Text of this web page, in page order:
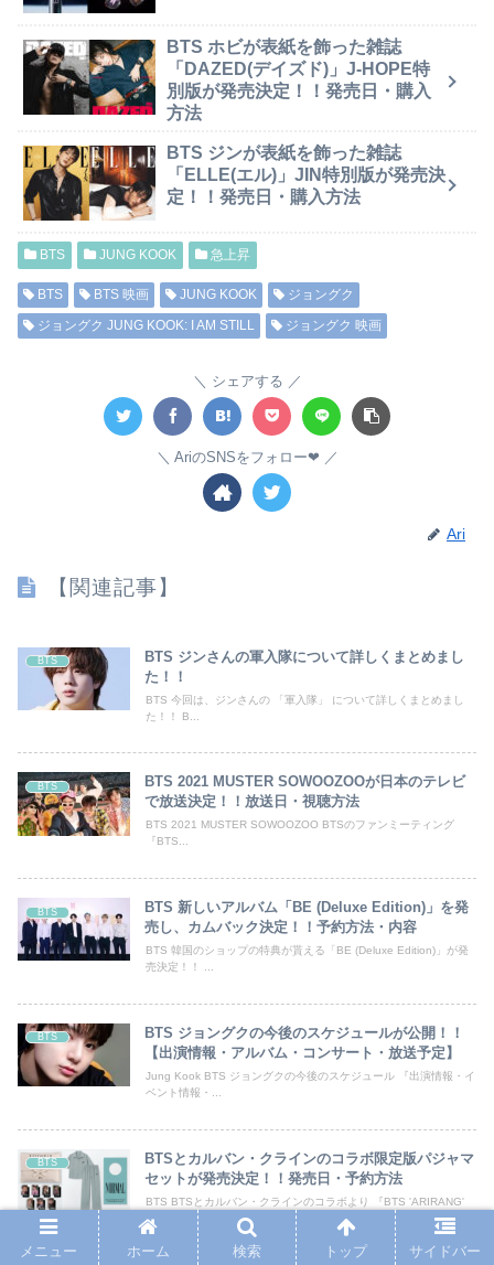
BTS ホビが表紙を飾った雑誌
「DAZED(デイズド)」J-HOPE特
別版が発売決定！！発売日・購入
方法
BTS ジンが表紙を飾った雑誌
「ELLE(エル)」JIN特別版が発売決
定！！発売日・購入方法
BTS JUNG KOOK 急上昇
BTS BTS 映画 JUNG KOOK
ジョングク
ジョングク JUNG KOOK: I AM STILL
ジョングク 映画
シェアする
AriのSNSをフォロー❤︎
Ari
【関連記事】
BTS
BTS ジンさんの軍入隊について詳しくまとめまし
た！！
BTS 今回は、ジンさんの 「軍入隊」 について詳しくまとめまし
た！！ B...
BTS
BTS 2021 MUSTER SOWOOZOOが日本のテレビ
で放送決定！！放送日・視聴方法
BTS 2021 MUSTER SOWOOZOO BTSのファンミーティング
『BTS...
BTS
BTS 新しいアルバム「BE (Deluxe Edition)」を発
売し、カムバック決定！！予約方法・内容
BTS 韓国のショップの特典が貰える「BE (Deluxe Edition)」が発
売決定！！ ...
BTS
BTS ジョングクの今後のスケジュールが公開！！
【出演情報・アルバム・コンサート・放送予定】
Jung Kook BTS ジョングクの今後のスケジュール 『出演情報・イ
ベント情報・...
BTS
BTSとカルバン・クラインのコラボ限定版パジャマ
セットが発売決定！！発売日・予約方法
BTS BTSとカルバン・クラインのコラボより 『BTS 'ARIRANG'
(NOR...
メニュー ホーム 検索 トップ サイドバー